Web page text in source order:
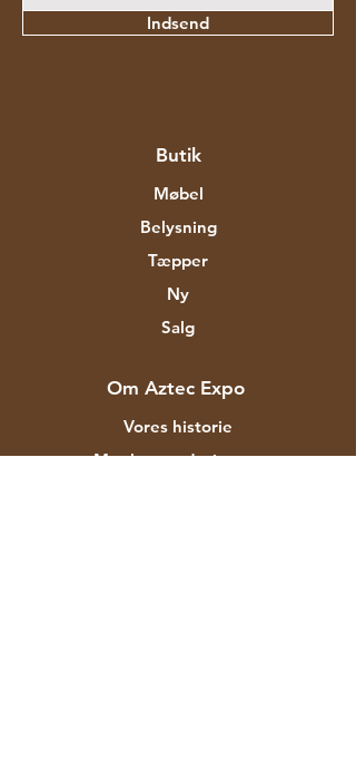
Indsend
Butik
Møbel
Belysning
Tæpper
Ny
Salg
Om Aztec Expo
Vores historie
Mærker og designere